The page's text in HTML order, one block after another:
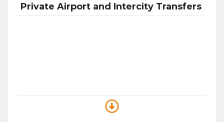
Private Airport and Intercity Transfers